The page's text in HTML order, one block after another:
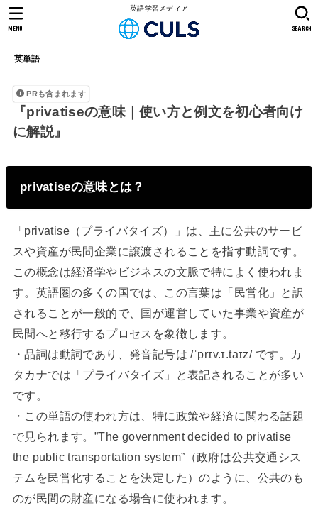
英語学習メディア
英単語
SEARCH
MENU
PRも含まれます
『privatiseの意味｜使い方と例文を初心者向け
に解説』
privatiseの意味とは？
「privatise（プライバタイズ）」は、主に公共のサービ
スや資産が民間企業に譲渡されることを指す動詞です。
この概念は経済学やビジネスの文脈で特によく使われま
す。英語圏の多くの国では、この言葉は「民営化」と訳
されることが一般的で、国が運営していた事業や資産が
民間へと移行するプロセスを象徴します。
・品詞は動詞であり、発音記号は /ˈprɪv.ɪ.taɪz/ です。カ
タカナでは「プライバタイズ」と表記されることが多い
です。
・この単語の使われ方は、特に政策や経済に関わる話題
で見られます。”The government decided to privatise
the public transportation system”（政府は公共交通シス
テムを民営化することを決定した）のように、公共のも
のが民間の財産になる場合に使われます。